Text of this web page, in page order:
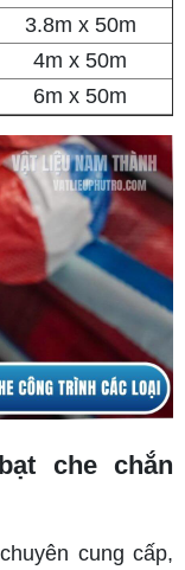
3.8m x 50m
4m x 50m
6m x 50m
che chắn
cung cấp,